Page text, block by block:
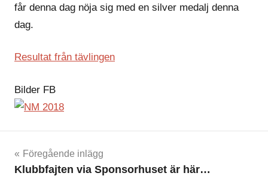
får denna dag nöja sig med en silver medalj denna
dag.
Resultat från tävlingen
Bilder FB
Inläggsnavigering
Föregående inlägg
Klubbfajten via Sponsorhuset är här…